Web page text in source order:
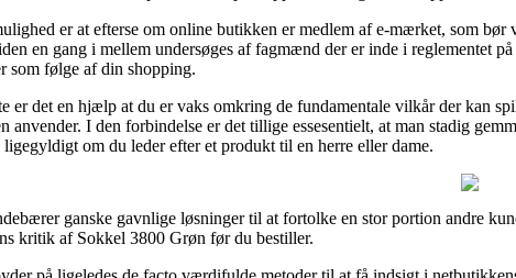
er at efterse om online butikken er medlem af e-mærket, som
en gang i mellem undersøges af fagmænd der er inde i reglementet
som følge af din shopping.
er det en hjælp at du er vaks omkring de fundamentale vilkår der kan
anvender. I den forbindelse er det tillige essesentielt, at man stadig
om du leder efter et produkt til en herre eller dame.
ganske gavnlige løsninger til at fortolke en stor portion andre
kritik af Sokkel 3800 Grøn før du bestiller.